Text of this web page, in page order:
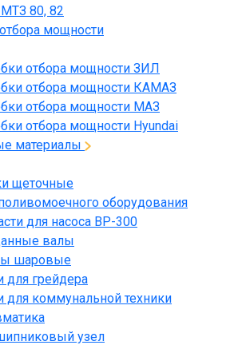
МТЗ 80, 82
мощности
отбора мощности ЗИЛ
отбора мощности КАМАЗ
отбора мощности МАЗ
отбора мощности Hyundai
материалы
щеточные
оборудования
для насоса BP-300
валы
шаровые
для грейдера
для коммунальной техники
узел